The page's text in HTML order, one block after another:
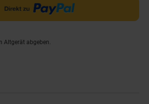
Altgerät abgeben.